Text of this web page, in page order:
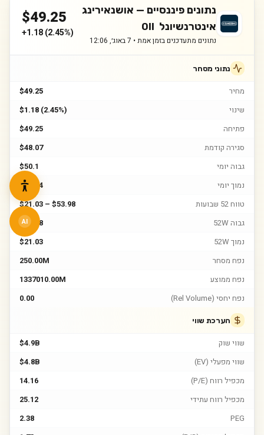
נתונים פיננסיים — אושנאירינג
אינטרנשיונל OII
נתונים מתעדכנים בזמן אמת • 7 באוג׳, 12:06
$49.25
+1.18(2.45%)
נתוני מסחר
מחיר
$49.25
שינוי
$1.18 (2.45%)
פתיחה
$49.25
סגירה קודמת
$48.07
גבוה יומי
$50.1
נמוך יומי
$48.84
טווח 52 שבועות
$21.03 – $53.98
גבוה 52W
$53.98
נמוך 52W
$21.03
נפח מסחר
250.00M
נפח ממוצע
1337010.00M
נפח יחסי (Rel Volume)
0.00
הערכת שווי
שווי שוק
$4.9B
שווי מפעלי (EV)
$4.8B
מכפיל רווח (P/E)
14.16
מכפיל רווח עתידי
25.12
PEG
2.38
AI